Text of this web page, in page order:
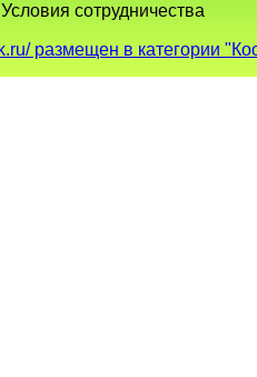
Условия сотрудничества